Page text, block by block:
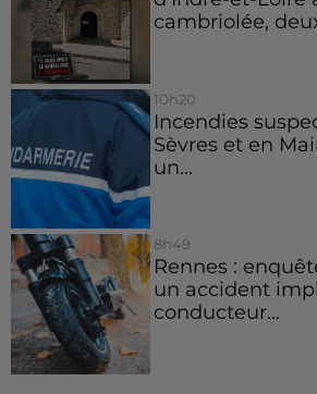
cambriolée,
10h20
Incendies
Sèvres et en
un...
8h49
Rennes :
un accident
conducteur...